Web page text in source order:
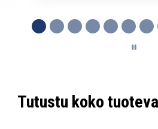
Tutustu koko